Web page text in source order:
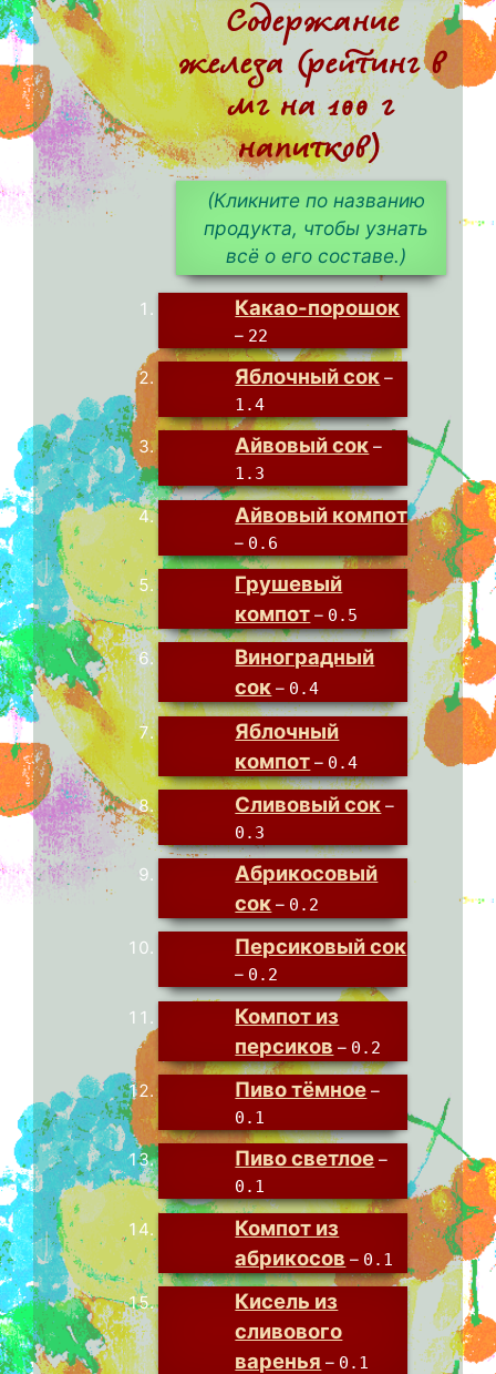
Содержание
железа (рейтинг в
мг на 100 г
напитков)
(Кликните по названию
продукта, чтобы узнать
всё о его составе.)
Какао-порошок
– 22
Яблочный сок –
1.4
Айвовый сок –
1.3
Айвовый компот
– 0.6
Грушевый
компот – 0.5
Виноградный
сок – 0.4
Яблочный
компот – 0.4
Сливовый сок –
0.3
Абрикосовый
сок – 0.2
Персиковый сок
– 0.2
Компот из
персиков – 0.2
Пиво тёмное –
0.1
Пиво светлое –
0.1
Компот из
абрикосов – 0.1
Кисель из
сливового
варенья – 0.1